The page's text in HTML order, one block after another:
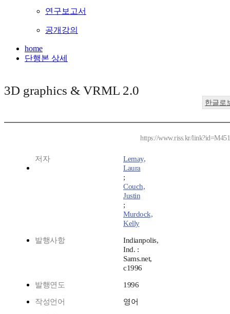
연구보고서
공개강의
home
단행본 상세
3D graphics & VRML 2.0
한글로
https://www.riss.kr/
저자
Lemay,
Laura
;
Couch,
Justin
;
Murdock,
Kelly
발행사항
Indianpolis,
Ind. :
Sams.net,
c1996
발행연도 1996
작성언어 영어